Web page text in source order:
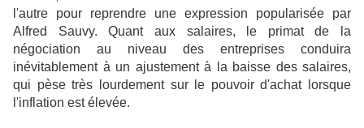
l'autre pour reprendre une expression popularisée par
Alfred Sauvy. Quant aux salaires, le primat de la
négociation au niveau des entreprises conduira
inévitablement à un ajustement à la baisse des salaires,
qui pèse très lourdement sur le pouvoir d'achat lorsque
l'inflation est élevée.